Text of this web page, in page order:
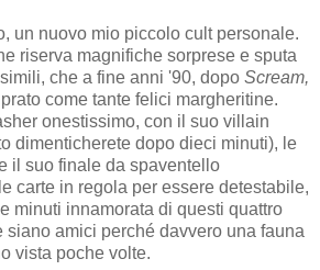
un nuovo mio piccolo cult personale.
riserva magnifiche sorprese e sputa
che a fine anni '90, dopo Scream,
come tante felici margheritine.
onestissimo, con il suo villain
dimenticherete dopo dieci minuti), le
il suo finale da spaventello
carte in regola per essere detestabile,
minuti innamorata di questi quattro
siano amici perché davvero una fauna
vista poche volte.